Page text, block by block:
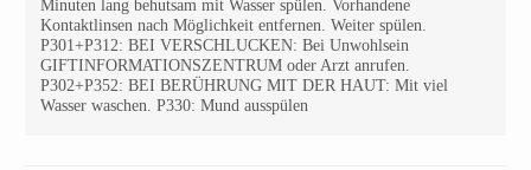
Minuten lang behutsam mit Wasser spülen. Vorhandene
Kontaktlinsen nach Möglichkeit entfernen. Weiter spülen.
P301+P312: BEI VERSCHLUCKEN: Bei Unwohlsein
GIFTINFORMATIONSZENTRUM oder Arzt anrufen.
P302+P352: BEI BERÜHRUNG MIT DER HAUT: Mit viel
Wasser waschen. P330: Mund ausspülen